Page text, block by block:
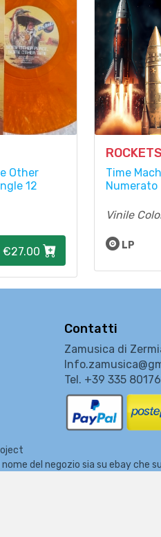
Other
12
€27.00
ROCKETS
Time
Numerato
Vinile
LP
Contatti
Zamusica di
Tel. +39 335
del negozio sia su ebay che